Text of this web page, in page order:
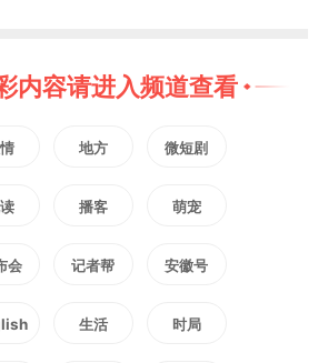
招生考试院2026
作日程，7月8日开启
术类第一批（本
内容请进入频道查看
地方 微短剧
播客 萌宠
会 记者帮 安徽号
生活 时局